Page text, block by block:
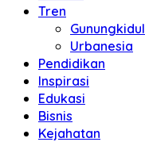
Tren
Gunungkidul
Urbanesia
Pendidikan
Inspirasi
Edukasi
Bisnis
Kejahatan